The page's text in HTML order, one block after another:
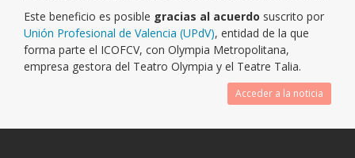
Este beneficio es posible gracias al acuerdo suscrito por
Unión Profesional de Valencia (UPdV), entidad de la que
forma parte el ICOFCV, con Olympia Metropolitana,
empresa gestora del Teatro Olympia y el Teatre Talia.
Acceder a la noticia